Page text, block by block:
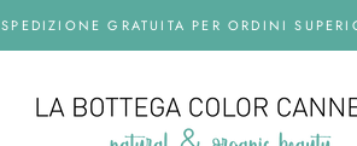
SPEDIZIONE GRATUITA PER ORDINI